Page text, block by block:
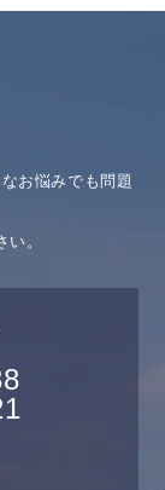
お悩みでも問題
。